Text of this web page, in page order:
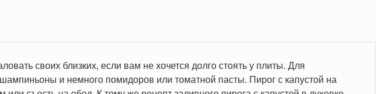
своих близких, если вам не хочется долго стоять у плиты. Для
и немного помидоров или томатной пасты. Пирог с капустой на